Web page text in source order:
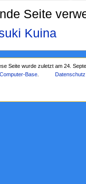
Seite
Kuina
Seite wurde zuletzt am 24.
Computer-Base Datenschutz